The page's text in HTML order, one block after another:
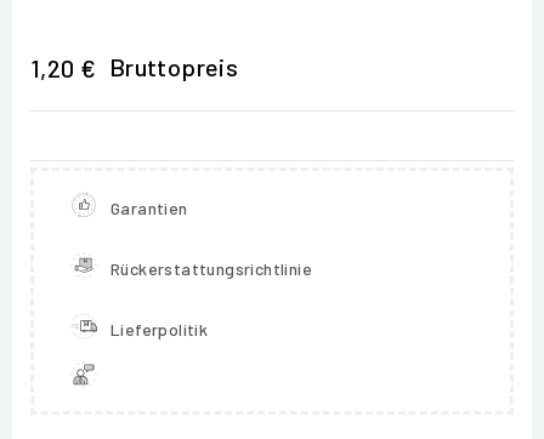
1,20 € Bruttopreis
Garantien
Rückerstattungsrichtlinie
Lieferpolitik